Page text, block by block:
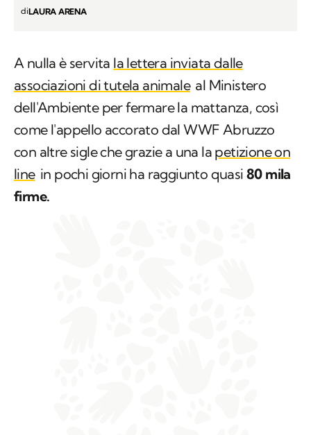
diLAURA ARENA
A nulla è servita la lettera inviata dalle
associazioni di tutela animale al Ministero
dell'Ambiente per fermare la mattanza, così
come l'appello accorato dal WWF Abruzzo
con altre sigle che grazie a una la petizione on
line in pochi giorni ha raggiunto quasi80 mila
firme.